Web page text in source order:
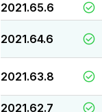
2021.65.6
2021.64.6
2021.63.8
2021.62.7